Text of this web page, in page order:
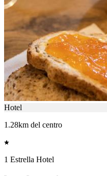
Hotel
1.28km del centro
1 Estrella Hotel